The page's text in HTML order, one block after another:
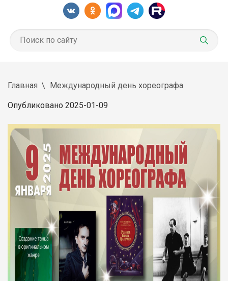
Главная Международный день хореографа
Опубликовано 2025-01-09